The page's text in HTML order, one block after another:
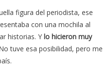
figura del periodista, ese
con una mochila al
historias. Y lo hicieron muy
tuve esa posibilidad, pero me